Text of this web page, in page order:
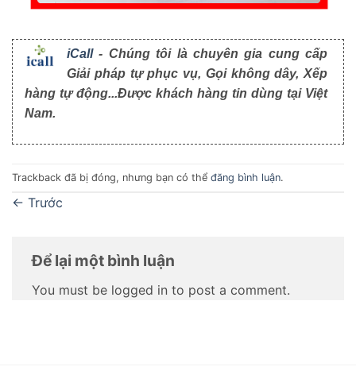
iCall- Chúng tôi là chuyên gia cung cấp
Giải pháp tự phục vụ, Gọi không dây, Xếp
hàng tự động...Được khách hàng tin dùng tại Việt
Nam.
Trackback đã bị đóng, nhưng bạn có thể đăng bình luận.
← Trước
Để lại một bình luận
You must be logged in to post a comment.